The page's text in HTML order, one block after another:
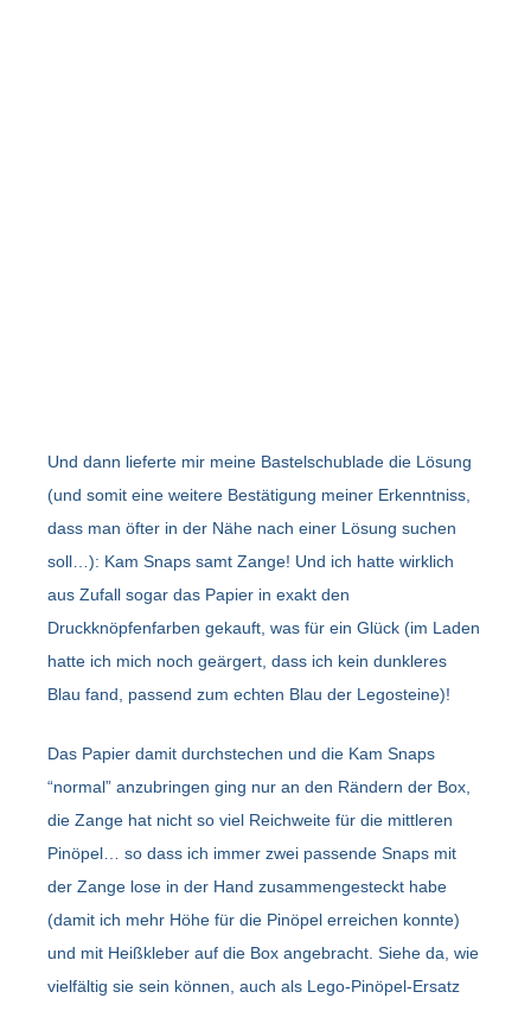
Und dann lieferte mir meine Bastelschublade die Lösung
(und somit eine weitere Bestätigung meiner Erkenntniss,
dass man öfter in der Nähe nach einer Lösung suchen
soll…): Kam Snaps samt Zange! Und ich hatte wirklich
aus Zufall sogar das Papier in exakt den
Druckknöpfenfarben gekauft, was für ein Glück (im Laden
hatte ich mich noch geärgert, dass ich kein dunkleres
Blau fand, passend zum echten Blau der Legosteine)!
Das Papier damit durchstechen und die Kam Snaps
“normal” anzubringen ging nur an den Rändern der Box,
die Zange hat nicht so viel Reichweite für die mittleren
Pinöpel… so dass ich immer zwei passende Snaps mit
der Zange lose in der Hand zusammengesteckt habe
(damit ich mehr Höhe für die Pinöpel erreichen konnte)
und mit Heißkleber auf die Box angebracht. Siehe da, wie
vielfältig sie sein können, auch als Lego-Pinöpel-Ersatz